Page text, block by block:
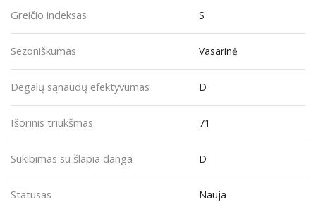
Greičio indeksas S
Sezoniškumas Vasarinė
Degalų sąnaudų efektyvumas D
Išorinis triukšmas 71
Sukibimas su šlapia danga D
Statusas Nauja